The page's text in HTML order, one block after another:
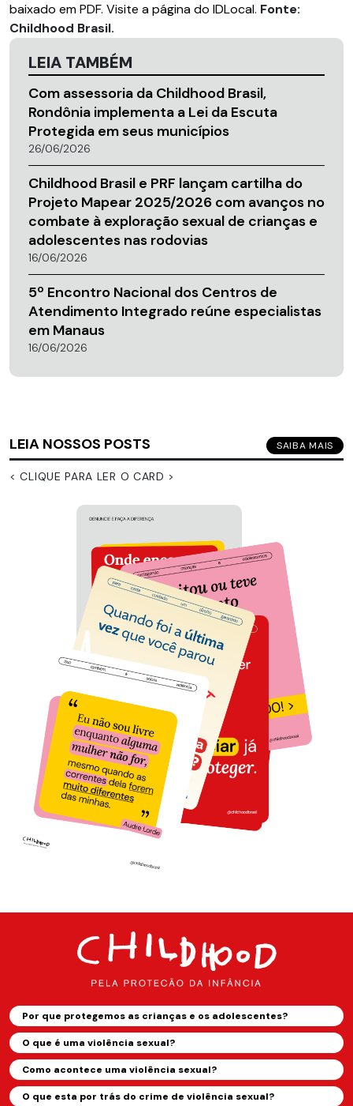
baixado em PDF. Visite a página do IDLocal. Fonte:
Childhood Brasil.
LEIA TAMBÉM
Com assessoria da Childhood Brasil,
Rondônia implementa a Lei da Escuta
Protegida em seus municípios
26/06/2026
Childhood Brasil e PRF lançam cartilha do
Projeto Mapear 2025/2026 com avanços no
combate à exploração sexual de crianças e
adolescentes nas rodovias
16/06/2026
5º Encontro Nacional dos Centros de
Atendimento Integrado reúne especialistas
em Manaus
16/06/2026
LEIA NOSSOS POSTS SAIBA MAIS
< CLIQUE PARA LER O CARD >
Por que protegemos as crianças e os adolescentes?
O que é uma violência sexual?
Como acontece uma violência sexual?
O que esta por trás do crime de violência sexual?